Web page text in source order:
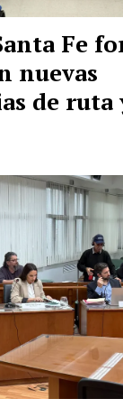
Fe
nuevas
de ruta